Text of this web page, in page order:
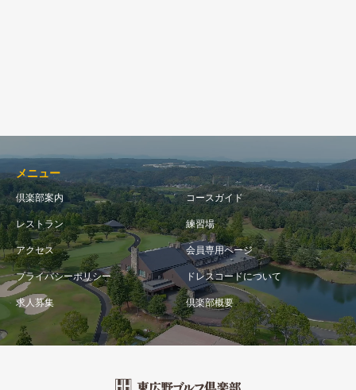
メニュー
倶楽部案内 コースガイド
レストラン 練習場
アクセス 会員専用ページ
プライバシーポリシー ドレスコードについて
求人募集 倶楽部概要